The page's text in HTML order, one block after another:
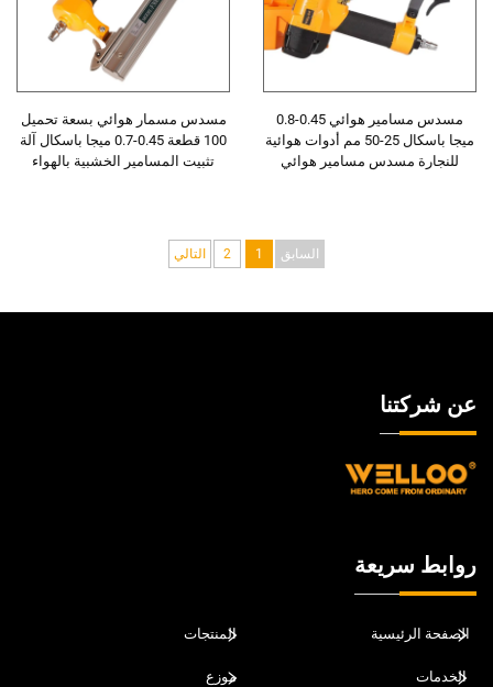
مسدس مسامير هوائي 0.45-0.8
ميجا باسكال 25-50 مم أدوات هوائية
للنجارة مسدس مسامير هوائي
مسدس مسمار هوائي بسعة تحميل
100 قطعة 0.45-0.7 ميجا باسكال آلة
تثبيت المسامير الخشبية بالهواء
السابق 1
2 التالي
عن شركتنا
روابط سريعة
الصفحة الرئيسية المنتجات
الخدمات موزع